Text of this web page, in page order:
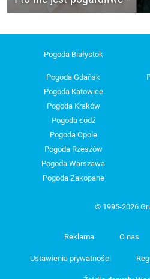
Pogoda Białystok
Pogoda Gdańsk
Pogoda Katowice
Pogoda Kraków
Pogoda Łódź
Pogoda Opole
Pogoda Rzeszów
Pogoda Warszawa
Pogoda Zakopane
© 1995-2026
Reklama O nas
Ustawienia prywatności